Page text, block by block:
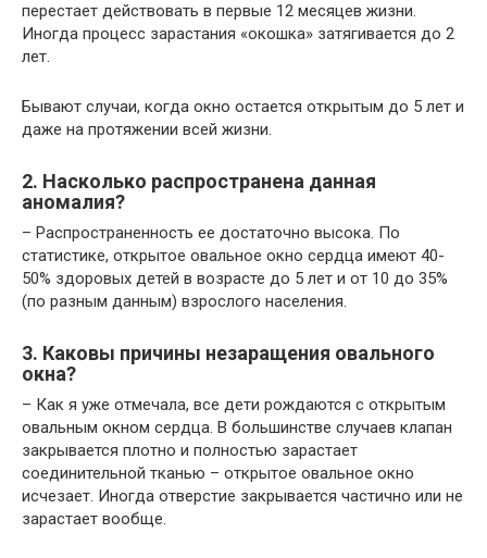
перестает действовать в первые 12 месяцев жизни.
Иногда процесс зарастания «окошка» затягивается до 2
лет.
Бывают случаи, когда окно остается открытым до 5 лет и
даже на протяжении всей жизни.
2. Насколько распространена данная
аномалия?
– Распространенность ее достаточно высока. По
статистике, открытое овальное окно сердца имеют 40-
50% здоровых детей в возрасте до 5 лет и от 10 до 35%
(по разным данным) взрослого населения.
3. Каковы причины незаращения овального
окна?
– Как я уже отмечала, все дети рождаются с открытым
овальным окном сердца. В большинстве случаев клапан
закрывается плотно и полностью зарастает
соединительной тканью – открытое овальное окно
исчезает. Иногда отверстие закрывается частично или не
зарастает вообще.